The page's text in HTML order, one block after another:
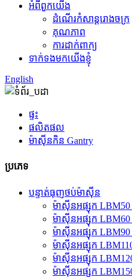
អំពីពួកយើង
ដំណើរកំសាន្តរោងចក្រ
គុណភាព
ការដាក់ពាក្យ
ទាក់ទងមកយើងខ្ញុំ
English
ផ្ទះ
ផលិតផល
ម៉ាស៊ីនកិន Gantry
ប្រភេទ
បន្ទាត់ធុញថប់ម៉ាស៊ីន
ម៉ាស៊ីនអផ្សុក
ម៉ាស៊ីនអផ្សុក
ម៉ាស៊ីនអផ្សុក
ម៉ាស៊ីនអផ្សុក
ម៉ាស៊ីនអផ្សុក
ម៉ាស៊ីនអផ្សុក